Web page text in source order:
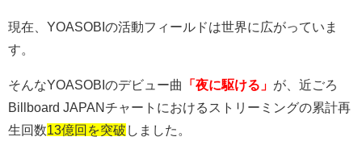
現在、 YOASOBI の活動フィールドは世界に広がっていま
す。
そんなYOASOBI のデビュー曲 「夜に駆ける」 が、近ごろ
Billboard JAPANチャートにおけるストリーミングの累計再
生回数13億回を突破 しました。